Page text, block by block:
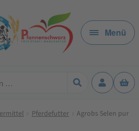
Menü
Pferdefutter
Agrobs Selen pur